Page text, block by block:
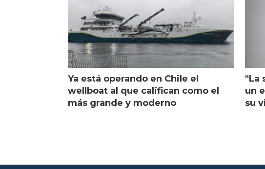
Ya está operando en Chile el
wellboat al que califican como el
más grande y moderno
"La
un
su